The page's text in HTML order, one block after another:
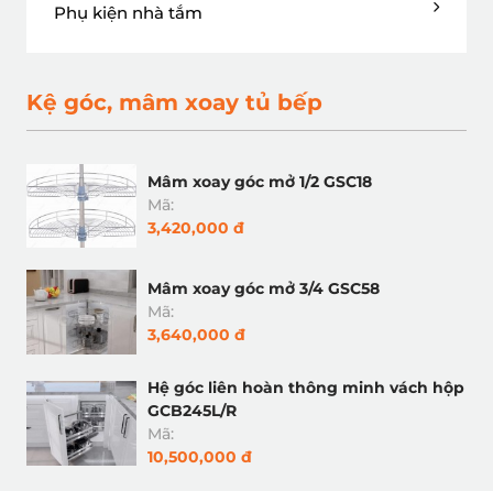
Phụ kiện nhà tắm
Kệ góc, mâm xoay tủ bếp
Mâm xoay góc mở 1/2 GSC18
Mã:
3,420,000 đ
Mâm xoay góc mở 3/4 GSC58
Mã:
3,640,000 đ
Hệ góc liên hoàn thông minh vách hộp
GCB245L/R
Mã:
10,500,000 đ